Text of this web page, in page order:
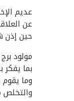
عديم
عن
حين إذن
مولود
بما يفكر
وما
والتخلص